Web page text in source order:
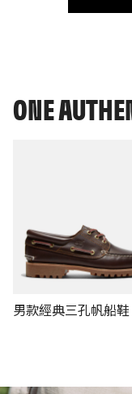
ONE
男款經典三孔帆船鞋